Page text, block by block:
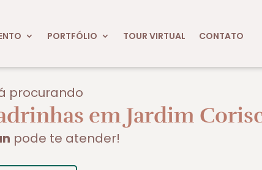
PORTFÓLIO TOUR VIRTUAL CONTATO
procurando
em Jardim
pode te atender!